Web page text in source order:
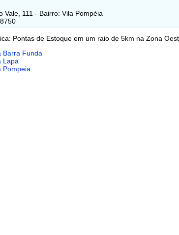
Vale, 111 - Bairro: Vila Pompéia
Pontas de Estoque em um raio de 5km na Zona
Barra Funda
Lapa
Pompeia